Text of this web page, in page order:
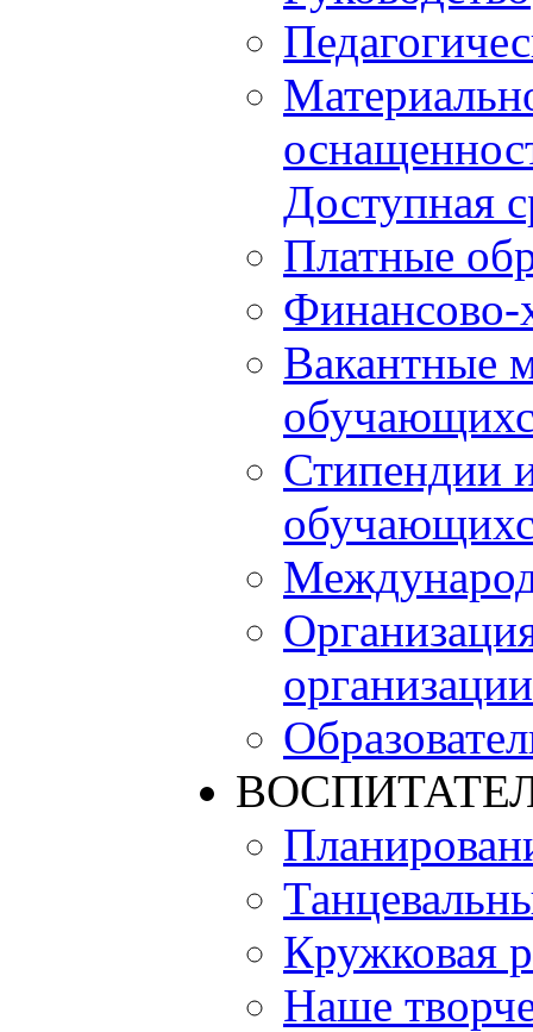
Доступная
Платные
Финансово-
Вакантные
Стипендии
организации
Кружковая
Наше